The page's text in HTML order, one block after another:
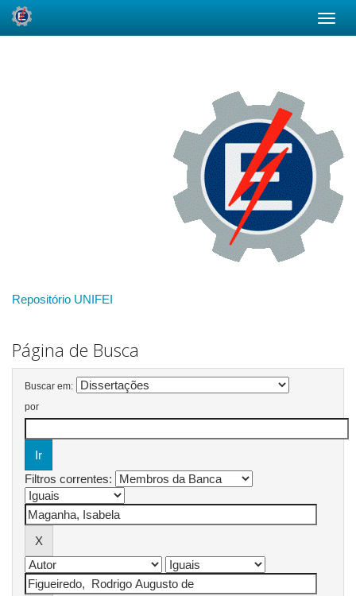
Repositório UNIFEI
Página de Busca
Buscar em:
por
Filtros correntes: